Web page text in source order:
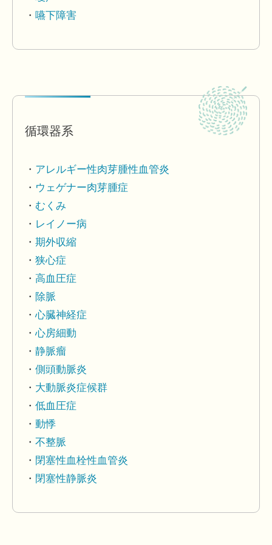
嚥下障害
循環器系
アレルギー性肉芽腫性血管炎
ウェゲナー肉芽腫症
むくみ
レイノー病
期外収縮
狭心症
高血圧症
除脈
心臓神経症
心房細動
静脈瘤
側頭動脈炎
大動脈炎症候群
低血圧症
動悸
不整脈
閉塞性血栓性血管炎
閉塞性静脈炎